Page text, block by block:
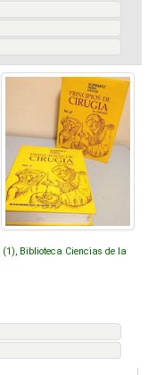
] (1), Biblioteca Ciencias de la